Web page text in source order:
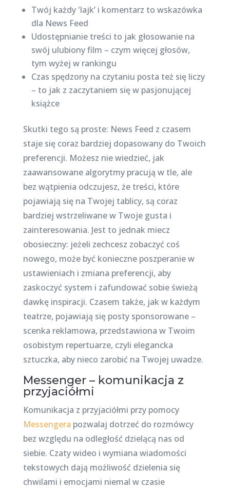
Twój każdy 'lajk’ i komentarz to wskazówka
dla News Feed
Udostępnianie treści to jak głosowanie na
swój ulubiony film – czym więcej głosów,
tym wyżej w rankingu
Czas spędzony na czytaniu posta też się liczy
– to jak z zaczytaniem się w pasjonującej
książce
Skutki tego są proste: News Feed z czasem
staje się coraz bardziej dopasowany do Twoich
preferencji. Możesz nie wiedzieć, jak
zaawansowane algorytmy pracują w tle, ale
bez wątpienia odczujesz, że treści, które
pojawiają się na Twojej tablicy, są coraz
bardziej wstrzeliwane w Twoje gusta i
zainteresowania. Jest to jednak miecz
obosieczny: jeżeli zechcesz zobaczyć coś
nowego, może być konieczne poszperanie w
ustawieniach i zmiana preferencji, aby
zaskoczyć system i zafundować sobie świeżą
dawkę inspiracji. Czasem także, jak w każdym
teatrze, pojawiają się posty sponsorowane –
scenka reklamowa, przedstawiona w Twoim
osobistym repertuarze, czyli elegancka
sztuczka, aby nieco zarobić na Twojej uwadze.
Messenger – komunikacja z
przyjaciółmi
Komunikacja z przyjaciółmi przy pomocy
Messengera pozwalaj dotrzeć do rozmówcy
bez względu na odległość dzielącą nas od
siebie. Czaty wideo i wymiana wiadomości
tekstowych dają możliwość dzielenia się
chwilami i emocjami niemal w czasie